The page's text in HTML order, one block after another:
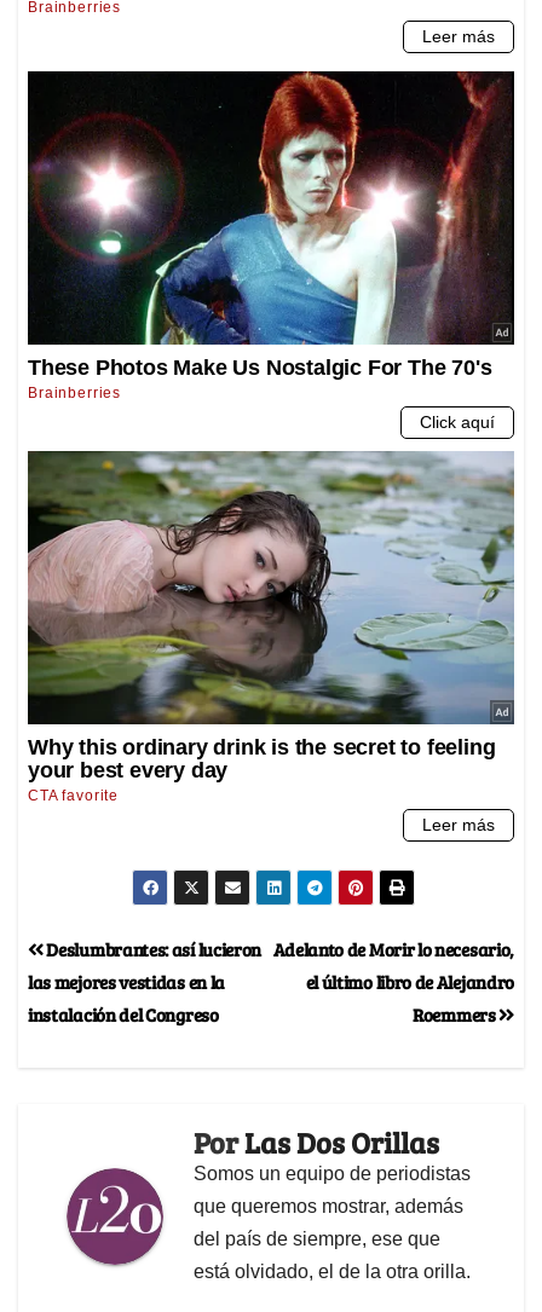
Adelanto de Morir lo necesario,
el último libro de Alejandro
Roemmers
Deslumbrantes: así lucieron
las mejores vestidas en la
instalación del Congreso
PorLas Dos Orillas
Somos un equipo de periodistas
que queremos mostrar, además
del país de siempre, ese que
está olvidado, el de la otra orilla.